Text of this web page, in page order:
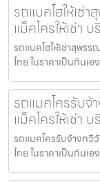
รถแบคโฮให้เช่
แม็คโครให้เช่า
รถแบคโฮให้เช่าสุพร
ไทย ในราคาเป็นกัน
รถแมคโครรับจ้
แม็คโครให้เช่า
รถแมคโครรับจ้างทวี
ไทย ในราคาเป็นกัน